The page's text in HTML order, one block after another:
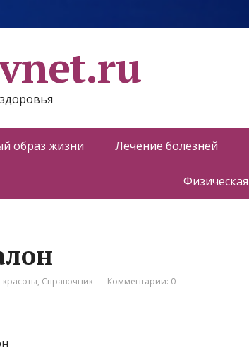
образ жизни Лечение болезней
, Справочник Комментарии: 0